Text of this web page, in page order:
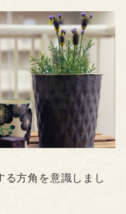
る方角を意識しまし